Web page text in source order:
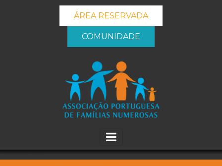
ÁREA RESERVADA
COMUNIDADE
_banner_me_